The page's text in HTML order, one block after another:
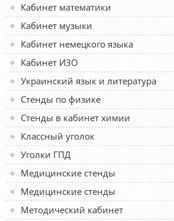
Кабинет математики
Кабинет музыки
Кабинет немецкого языка
Кабинет ИЗО
Украинский язык и литература
Стенды по физике
Стенды в кабинет химии
Классный уголок
Уголки ГПД
Медицинские стенды
Медицинские стенды
Методический кабинет